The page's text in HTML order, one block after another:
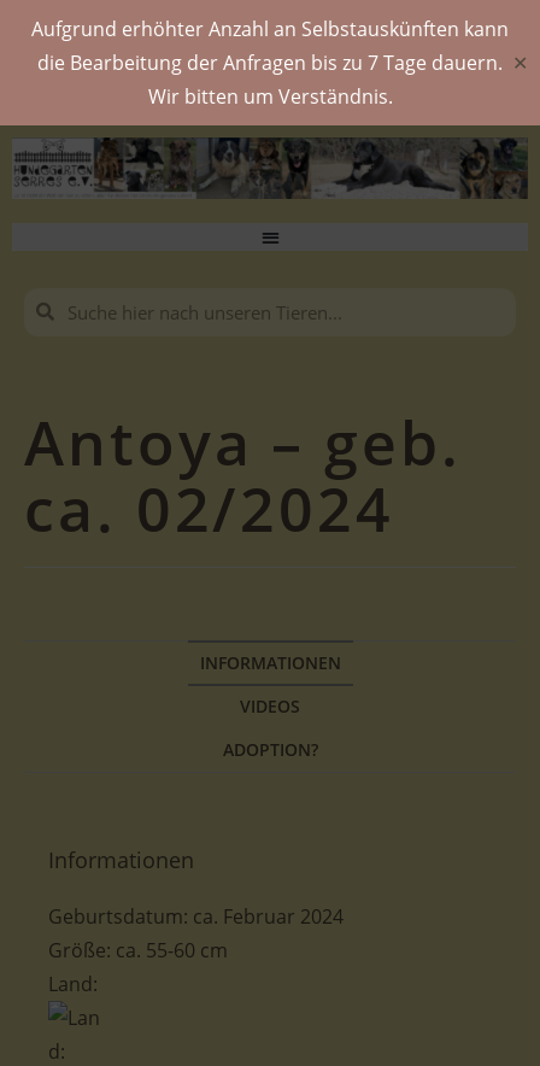
Aufgrund erhöhter Anzahl an Selbstauskünften kann
die Bearbeitung der Anfragen bis zu 7 Tage dauern.
Wir bitten um Verständnis.
✕
Antoya – geb.
ca. 02/2024
INFORMATIONEN
VIDEOS
ADOPTION?
Informationen
Geburtsdatum: ca. Februar 2024
Größe: ca. 55-60 cm
Land: